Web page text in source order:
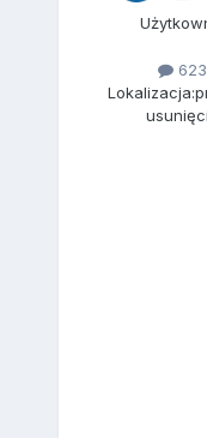
623
Lokalizacja: